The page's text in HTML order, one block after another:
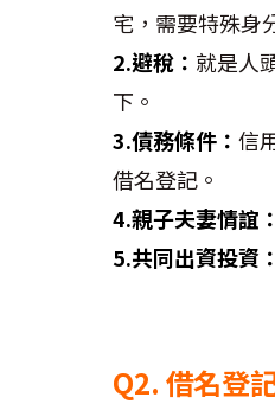
宅，需要特殊身
2.避稅： 就是人
下。
3.債務條件： 信
借名登記。
4.親子夫妻情誼：
5.共同出資投資：
Q2. 借名登